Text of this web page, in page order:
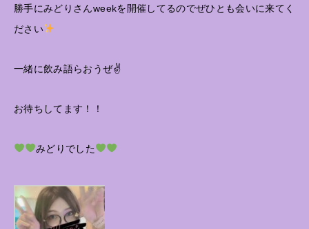
勝手にみどりさんweekを開催してるのでぜひとも会いに来てく
ださい
一緒に飲み語らおうぜ✌️
お待ちしてます！！
みどりでした